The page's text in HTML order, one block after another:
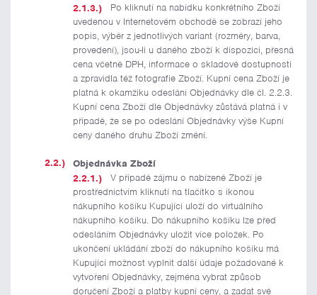
Po kliknutí na nabídku konkrétního Zboží
uvedenou v Internetovém obchodě se zobrazí jeho
popis, výběr z jednotlivých variant (rozměry, barva,
provedení), jsou-li u daného zboží k dispozici, přesná
cena včetně DPH, informace o skladové dostupnosti
a zpravidla též fotografie Zboží. Kupní cena Zboží je
platná k okamžiku odeslání Objednávky dle čl. 2.2.3.
Kupní cena Zboží dle Objednávky zůstává platná i v
případě, že se po odeslání Objednávky výše Kupní
ceny daného druhu Zboží změní.
Objednávka Zboží
V případě zájmu o nabízené Zboží je
prostřednictvím kliknutí na tlačítko s ikonou
nákupního košíku Kupující uloží do virtuálního
nákupního košíku. Do nákupního košíku lze před
odesláním Objednávky uložit více položek. Po
ukončení ukládání zboží do nákupního košíku má
Kupující možnost vyplnit další údaje požadované k
vytvoření Objednávky, zejména vybrat způsob
doručení Zboží a platby kupní ceny, a zadat své